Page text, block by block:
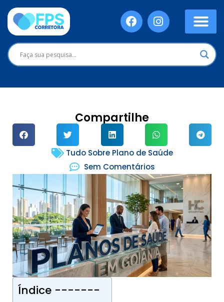
Compartilhe
Tudo Sobre Plano de Saúde
Sem Comentários
Índice -------